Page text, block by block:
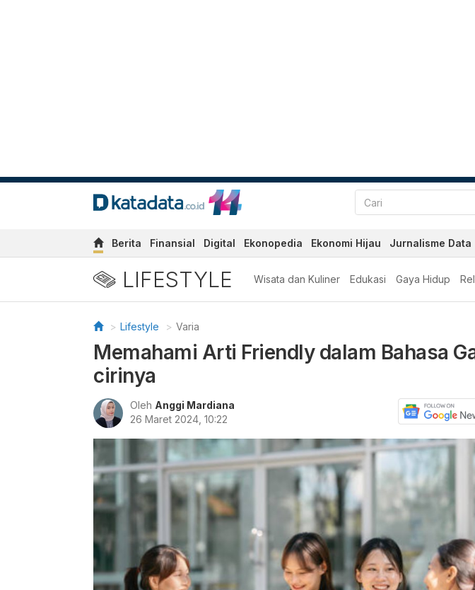
Berita Finansial Digital Ekonopedia Ekonomi Hijau Jurnalisme Data
LIFESTYLE Wisata dan Kuliner Edukasi Gaya Hidup
Lifestyle Varia
Memahami Arti Friendly dalam Bahasa
cirinya
Oleh Anggi Mardiana
26 Maret 2024, 10:22